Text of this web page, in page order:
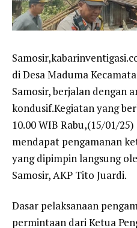
di Desa Maduma
Samosir, berjalan dengan
kondusif.Kegiatan yang
10.00 WIB Rabu,(15/01/25)
mendapat pengamanan
yang dipimpin langsung
Samosir, AKP Tito Juardi.
Dasar pelaksanaan
permintaan dari Ketua